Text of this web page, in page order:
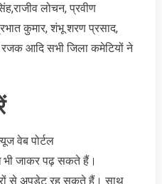
लोचन, प्रवीण
कुमार, शंभू शरण प्रसाद,
आदि सभी जिला कमेटियों ने
वेब पोर्टल
भी जाकर पढ़ सकते हैं।
से अपडेट रह सकते हैं। साथ